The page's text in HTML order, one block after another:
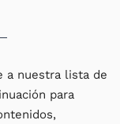
a nuestra lista de
para